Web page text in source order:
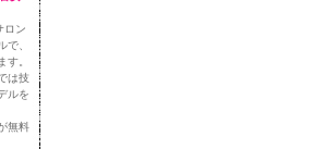
ロン
で、
す。
は技
ルを
無料